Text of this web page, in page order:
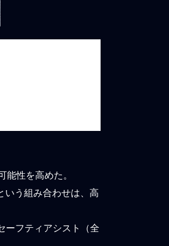
性を高めた。
いう組み合わせは、高
ーフティアシスト（全